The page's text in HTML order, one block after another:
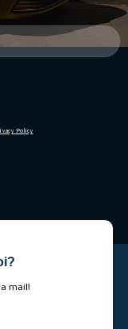
Policy
mail!